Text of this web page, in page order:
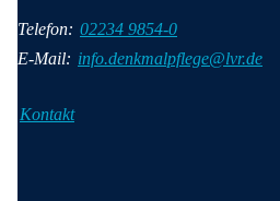
Telefon: 02234 9854-0
E-Mail: info.denkmalpflege@lvr.de
Kontakt